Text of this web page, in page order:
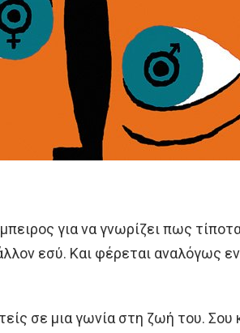
για να γνωρίζει πως
εσύ. Και φέρεται αναλόγως
σε μια γωνία στη ζωή του. Σου